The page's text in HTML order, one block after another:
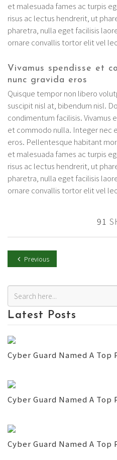
et malesuada fames ac turpis
risus ac lectus hendrerit, ut
pharetra, nulla eget facilisis
ornare convallis tortor elit vel
Vivamus spendisse et
nunc gravida eros
Quisque tempor non libero
suscipit nisl at, bibendum nisl.
condimentum facilisis. Vivamus
et commodo nulla. Integer nec
eros. Pellentesque habitant
et malesuada fames ac turpis
risus ac lectus hendrerit, ut
pharetra, nulla eget facilisis
ornare convallis tortor elit vel
91
Previous
Latest Posts
Cyber Guard Named A Top
Cyber Guard Named A Top
Cyber Guard Named A Top